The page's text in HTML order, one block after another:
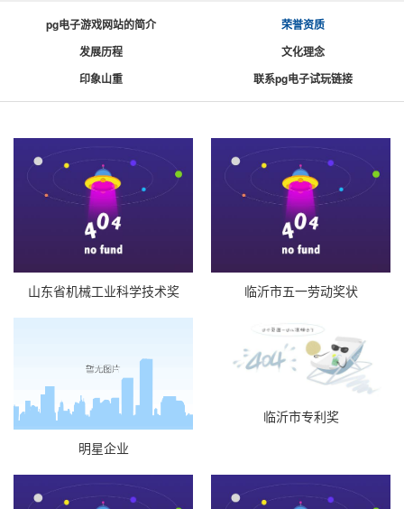
pg电子游戏网站的简介
荣誉资质
发展历程
文化理念
印象山重
联系pg电子试玩链接
山东省机械工业科学技术奖 临沂市五一劳动奖状
明星企业
临沂市专利奖